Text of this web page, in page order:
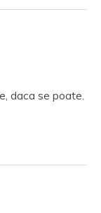
daca se poate.